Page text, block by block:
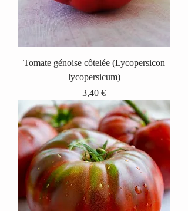
Tomate génoise côtelée (Lycopersicon
lycopersicum)
Prix
3,40 €